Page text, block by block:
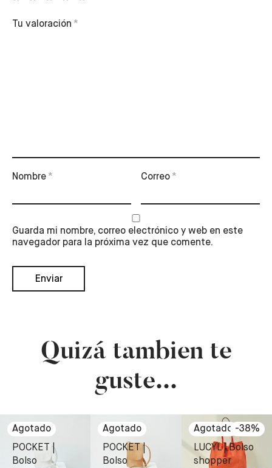
Tu valoración *
Nombre * Correo *
Guarda mi nombre, correo electrónico y web en este
navegador para la próxima vez que comente.
Quizá tambien te
guste...
POCKET |
Bolso
POCKET |
Bolso
-38%
LUCYL | Bolso
shopper